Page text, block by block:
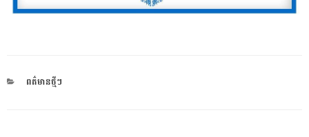
CATEGORIES
ពត៌មានថ្មីៗ